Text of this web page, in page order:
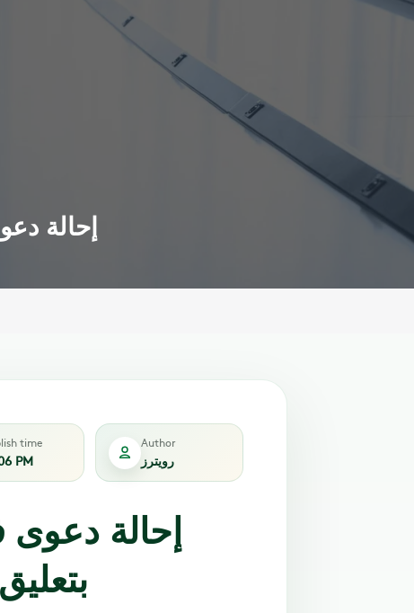
إحالة
time
PM
Author
رويترز
إحالة